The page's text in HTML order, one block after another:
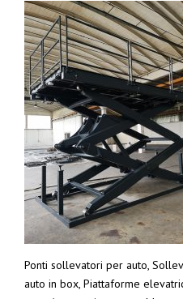
Ponti sollevatori per auto,
auto in box, Piattaforme